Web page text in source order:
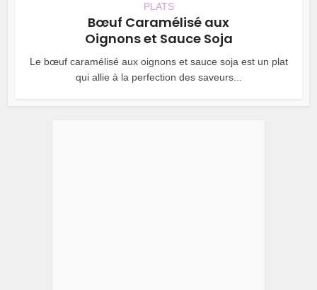
PLATS
Bœuf Caramélisé aux
Oignons et Sauce Soja
Le bœuf caramélisé aux oignons et sauce soja est un plat
qui allie à la perfection des saveurs...